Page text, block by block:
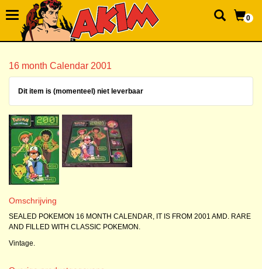
0
16 month Calendar 2001
Dit item is (momenteel) niet leverbaar
Omschrijving
SEALED POKEMON 16 MONTH CALENDAR, IT IS FROM 2001 AMD. RARE
AND FILLED WITH CLASSIC POKEMON.
Vintage.